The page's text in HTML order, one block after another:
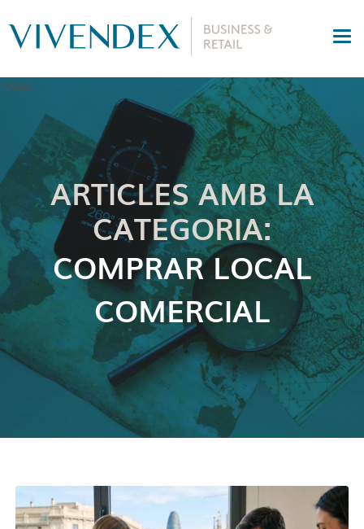
ARTICLES AMB LA
CATEGORIA:
COMPRAR LOCAL
COMERCIAL